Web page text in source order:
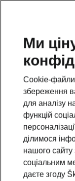
Ми
Cookie-файли
збереження
для аналізу
функцій
ділимося
нашого
соціальним
даєте згоду